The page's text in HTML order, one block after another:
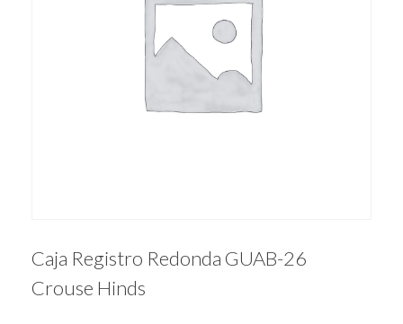
Caja Registro Redonda GUAB-26
Crouse Hinds